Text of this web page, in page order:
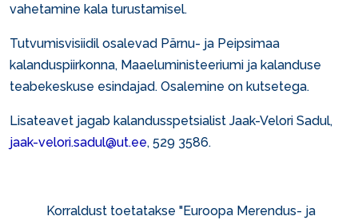
vahetamine kala turustamisel.
Tutvumisvisiidil osalevad Pärnu- ja Peipsimaa
kalanduspiirkonna, Maaeluministeeriumi ja kalanduse
teabekeskuse esindajad. Osalemine on kutsetega.
Lisateavet jagab kalandusspetsialist Jaak-Velori Sadul,
jaak-velori.sadul@ut.ee, 529 3586.
Korraldust toetatakse "Euroopa Merendus- ja